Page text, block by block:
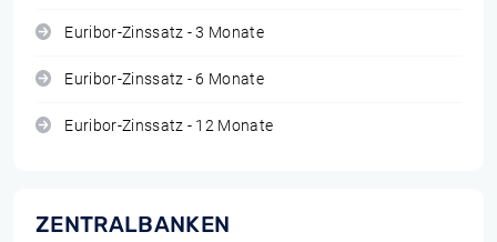
Euribor-Zinssatz - 3 Monate
Euribor-Zinssatz - 6 Monate
Euribor-Zinssatz - 12 Monate
ZENTRALBANKEN